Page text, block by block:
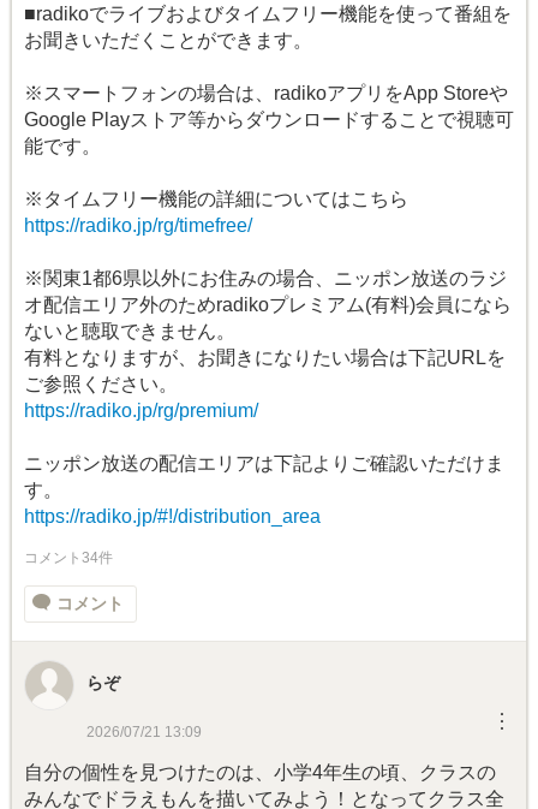
■radikoでライブおよびタイムフリー機能を使って番組を
お聞きいただくことができます。
※スマートフォンの場合は、radikoアプリをApp Storeや
Google Playストア等からダウンロードすることで視聴可
能です。
※タイムフリー機能の詳細についてはこちら
https://radiko.jp/rg/timefree/
※関東1都6県以外にお住みの場合、ニッポン放送のラジ
オ配信エリア外のためradikoプレミアム(有料)会員になら
ないと聴取できません。
有料となりますが、お聞きになりたい場合は下記URLを
ご参照ください。
https://radiko.jp/rg/premium/
ニッポン放送の配信エリアは下記よりご確認いただけま
す。
https://radiko.jp/#!/distribution_area
コメント34件
コメント
らぞ
2026/07/21 13:09 ︙
自分の個性を見つけたのは、小学4年生の頃、クラスの
みんなでドラえもんを描いてみよう！となってクラス全